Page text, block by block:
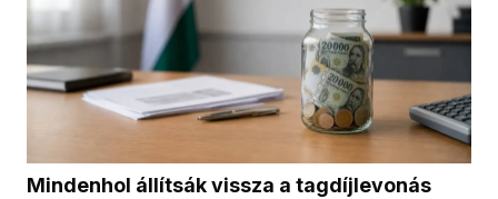
Mindenhol állítsák vissza a tagdíjlevonás